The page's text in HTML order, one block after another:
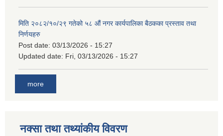
मिति २०८२/१०/२९ गतेको ५८ औं नगर कार्यपालिका बैठकका प्रस्ताव तथा
निर्णयहरु
Post date: 03/13/2026 - 15:27
Updated date: Fri, 03/13/2026 - 15:27
more
नक्सा तथा तथ्यांकीय विवरण